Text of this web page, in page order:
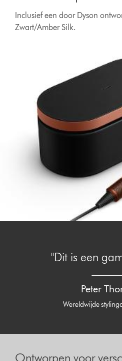
Inclusief een door Dyson
Zwart/Amber Silk.
"Dit is een
Peter
Wereldwijde
Ontworpen voor